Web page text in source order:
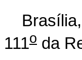
111o da